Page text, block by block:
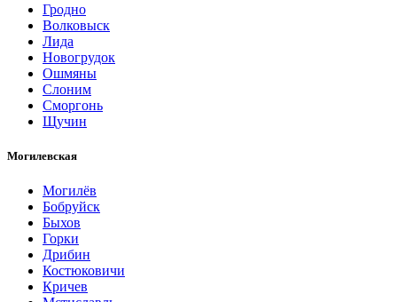
Гродно
Волковыск
Лида
Новогрудок
Ошмяны
Слоним
Сморгонь
Щучин
Могилевская
Могилёв
Бобруйск
Быхов
Горки
Дрибин
Костюковичи
Кричев